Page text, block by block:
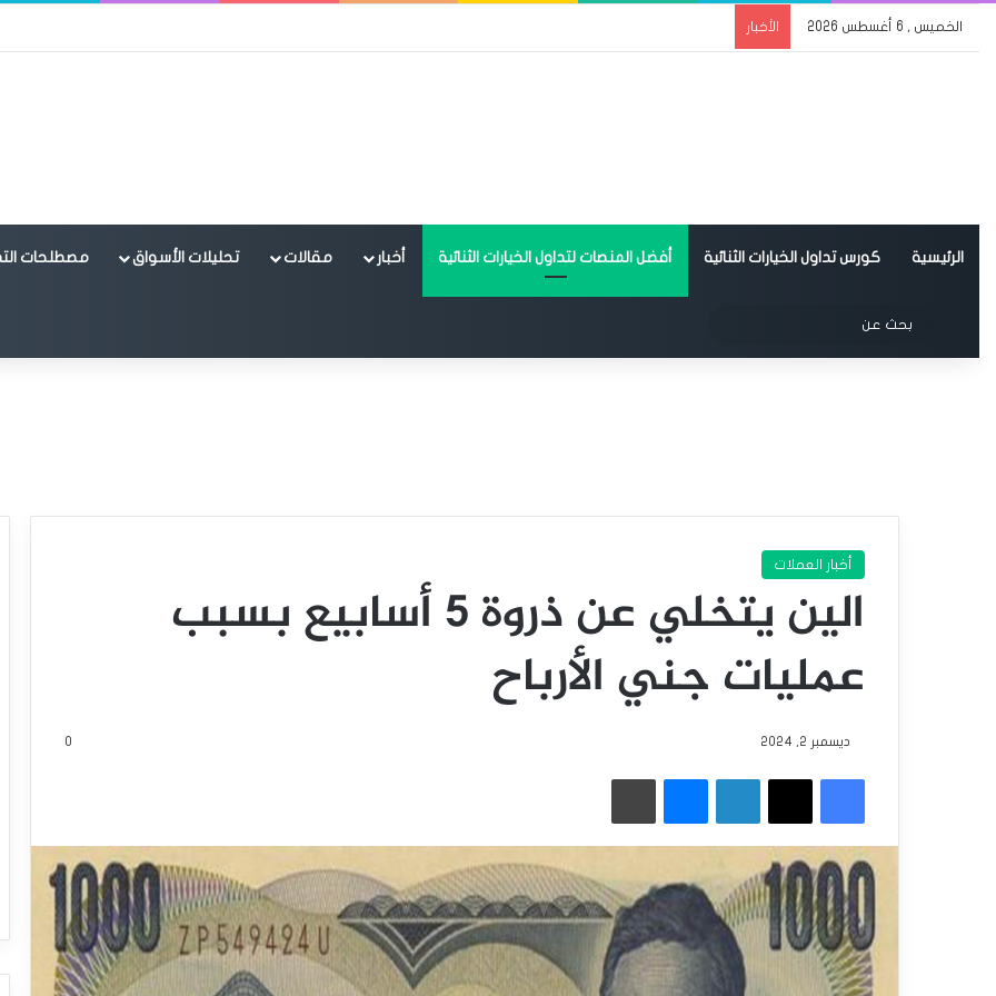
الخميس , 6 أغسطس 2026 الأخبار
الرئيسية كورس تداول الخيارات الثنائية أفضل المنصات لتداول الخيارات الثنائية أخبار مقالات تحليلات الأسواق مصطلحات
الوضع المظلم
عن
أخبار العملات
الين يتخلي عن ذروة 5 أسابيع بسبب
عمليات جني الأرباح
ديسمبر 2, 2024 0
فيسبوك
‫X لينكدإن ماسنجر طباعة